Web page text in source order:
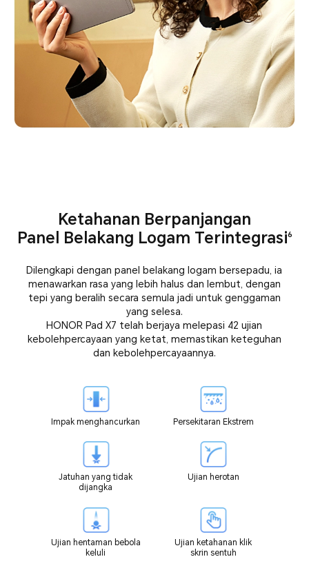
Ketahanan Berpanjangan
Panel Belakang Logam Terintegrasi6
Dilengkapi dengan panel belakang logam bersepadu, ia
menawarkan rasa yang lebih halus dan lembut, dengan
tepi yang beralih secara semula jadi untuk genggaman
yang selesa.
HONOR Pad X7 telah berjaya melepasi 42 ujian
kebolehpercayaan yang ketat, memastikan keteguhan
dan kebolehpercayaannya.
Impak menghancurkan Persekitaran Ekstrem
Jatuhan yang tidak
dijangka
Ujian herotan
Ujian hentaman bebola
keluli
Ujian ketahanan klik
skrin sentuh